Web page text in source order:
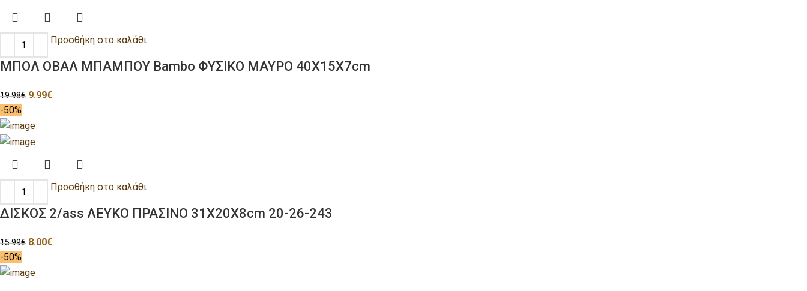
Προσθήκη στο καλάθι
ΜΠΟΛ ΟΒΑΛ ΜΠΑΜΠΟΥ Bambo ΦΥΣΙΚΟ ΜΑΥΡΟ 40Χ15Χ7cm
19.98€ 9.99€
-50%
Προσθήκη στο καλάθι
ΔΙΣΚΟΣ 2/ass ΛΕΥΚΟ ΠΡΑΣΙΝΟ 31Χ20Χ8cm 20-26-243
15.99€ 8.00€
-50%